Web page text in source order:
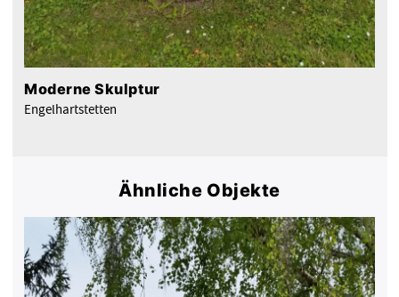
Moderne Skulptur
Engelhartstetten
Ähnliche Objekte